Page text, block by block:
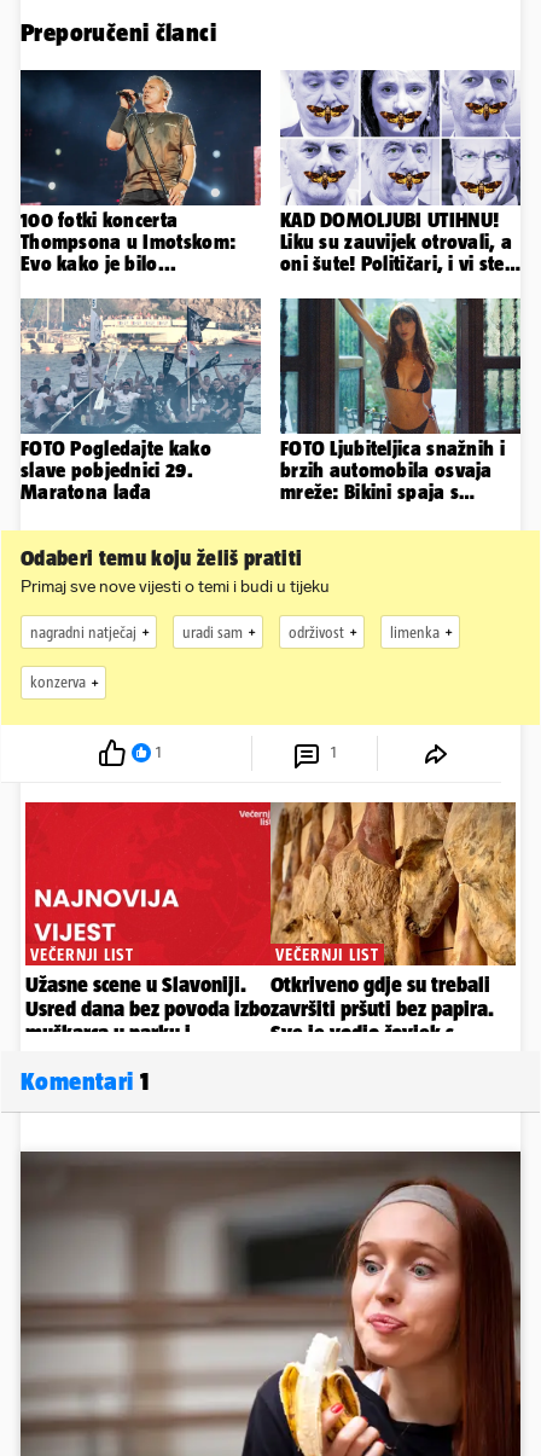
Preporučeni članci
100 fotki koncerta
Thompsona u Imotskom:
Evo kako je bilo...
KAD DOMOLJUBI UTIHNU!
Liku su zauvijek otrovali, a
oni šute! Političari, i vi ste
FOTO Pogledajte kako
slave pobjednici 29.
Maratona lađa
FOTO Ljubiteljica snažnih i
brzih automobila osvaja
mreže: Bikini spaja s
Odaberi temu koju želiš pratiti
Primaj sve nove vijesti o temi i budi u tijeku
nagradni natječaj uradi sam održivost limenka
konzerva
1 1
Komentari 1